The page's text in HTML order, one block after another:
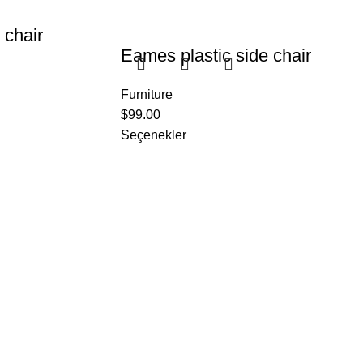
chair
Eames plastic side chair
Furniture
$99.00
Seçenekler